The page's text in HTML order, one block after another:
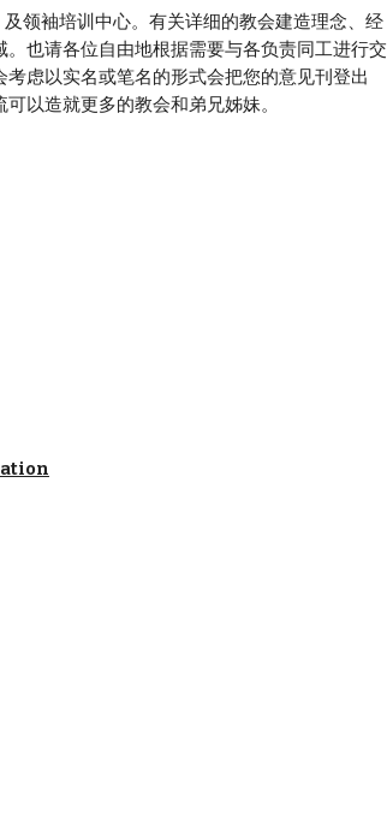
也请各位自由地根据需要与各负责同工进行交
虑以实名或笔名的形式会把您的意见刊登出
以造就更多的教会和弟兄姊妹。